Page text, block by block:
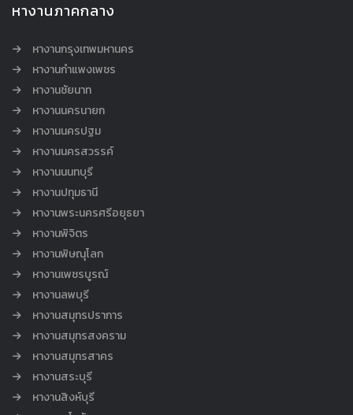
หางานภาคกลาง
หางานกรุงเทพมหานคร
หางานกำแพงเพชร
หางานชัยนาท
หางานนครนายก
หางานนครปฐม
หางานนครสวรรค์
หางานนนทบุรี
หางานปทุมธานี
หางานพระนครศรีอยุธยา
หางานพิจิตร
หางานพิษณุโลก
หางานเพชรบูรณ์
หางานลพบุรี
หางานสมุทรปราการ
หางานสมุทรสงคราม
หางานสมุทรสาคร
หางานสระบุรี
หางานสิงห์บุรี